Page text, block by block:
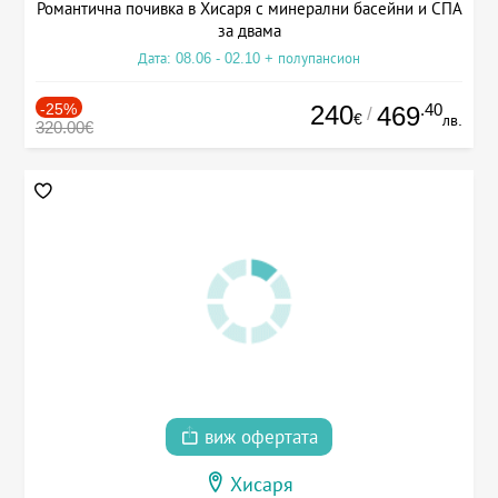
Романтична почивка в Хисаря с минерални басейни и СПА
за двама
Дата: 08.06 - 02.10 + полупансион
-25%
320.00€ 240€ / 469.40
лв.
виж офертата
Хисаря